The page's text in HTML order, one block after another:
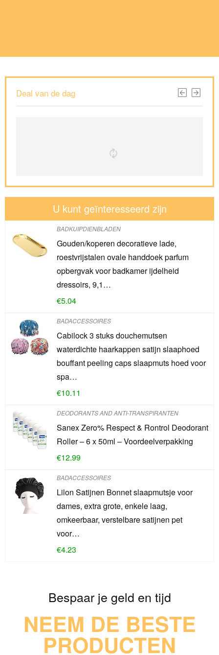
Deal van de dag
U kunt geïnteresseerd zijn
BADKUIPDIENBLADEN
Gouden/koperen decoratieve lade,
roestvrijstalen ovale handdoek parfum
opbergvak voor badkamer ijdelheid
dressoirs, 9,1…
€5.04
BADACCESSOIRES
Cabilock 3 stuks douchemutsen
waterdichte haarkappen satijn slaaphoed
bouffant peeling caps slaapmuts hoed voor
spa…
€10.11
DEODORANTS AND ANTI-TRANSPIRANTEN
Sanex Zero% Respect & Rontrol Deodorant
Roller – 6 x 50ml – Voordeelverpakking
€12.99
BADACCESSOIRES
Lilon Satijnen Bonnet slaapmutsje voor
dames, extra grote, enkele laag,
omkeerbaar, verstelbare satijnen pet
voor…
€4.23
Bespaar je geld en tijd
NEEM DE BESTE
PRODUCTEN